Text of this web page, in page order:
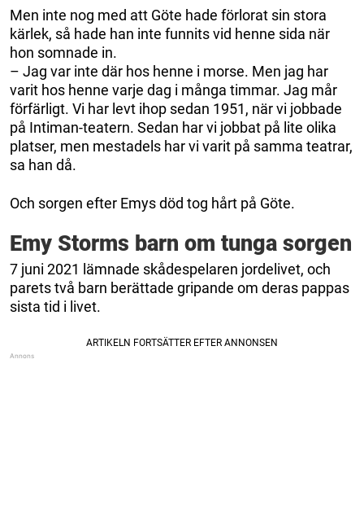
Men inte nog med att Göte hade förlorat sin stora
kärlek, så hade han inte funnits vid henne sida när
hon somnade in.
– Jag var inte där hos henne i morse. Men jag har
varit hos henne varje dag i många timmar. Jag mår
förfärligt. Vi har levt ihop sedan 1951, när vi jobbade
på Intiman-teatern. Sedan har vi jobbat på lite olika
platser, men mestadels har vi varit på samma teatrar,
sa han då.
Och sorgen efter Emys död tog hårt på Göte.
Emy Storms barn om tunga sorgen
7 juni 2021 lämnade skådespelaren jordelivet, och
parets två barn berättade gripande om deras pappas
sista tid i livet.